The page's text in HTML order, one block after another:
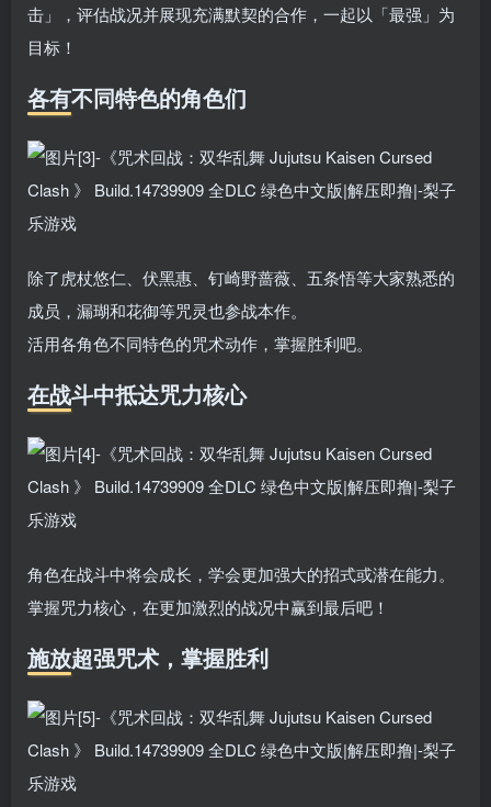
击」，评估战况并展现充满默契的合作，一起以「最强」为
目标！
各有不同特色的角色们
除了虎杖悠仁、伏黑惠、钉崎野蔷薇、五条悟等大家熟悉的
成员，漏瑚和花御等咒灵也参战本作。
活用各角色不同特色的咒术动作，掌握胜利吧。
在战斗中抵达咒力核心
角色在战斗中将会成长，学会更加强大的招式或潜在能力。
掌握咒力核心，在更加激烈的战况中赢到最后吧！
施放超强咒术，掌握胜利